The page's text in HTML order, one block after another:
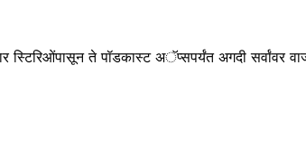
ते पॉडकास्ट अॅप्सपर्यंत अगदी सर्वांवर